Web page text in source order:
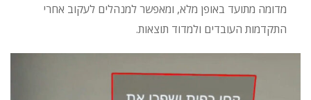
מדומה מתועד באופן מלא, ומאפשר למנהלים לעקוב אחרי
התקדמות העובדים ולמדוד תוצאות.